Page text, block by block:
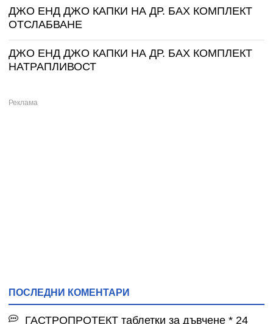
ДЖО ЕНД ДЖО КАПКИ НА ДР. БАХ КОМПЛЕКТ
ОТСЛАБВАНЕ
ДЖО ЕНД ДЖО КАПКИ НА ДР. БАХ КОМПЛЕКТ
НАТРАПЛИВОСТ
ПОСЛЕДНИ КОМЕНТАРИ
ГАСТРОПРОТЕКТ таблетки за дъвчене * 24